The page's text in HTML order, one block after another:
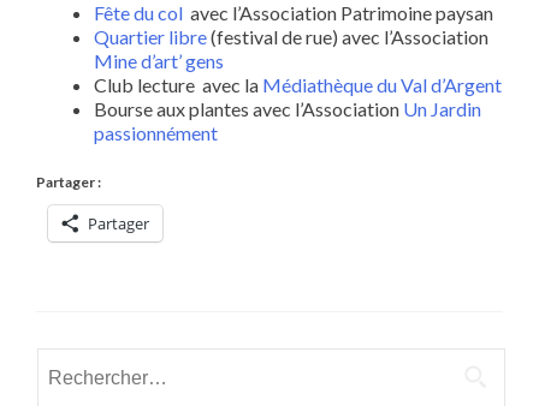
Fête du col avec l’Association Patrimoine paysan
Quartier libre(festival de rue) avec l’Association
Mine d’art’ gens
Club lecture avec la Médiathèque du Val d’Argent
Bourse aux plantes avec l’Association Un Jardin
passionnément
Partager :
Partager